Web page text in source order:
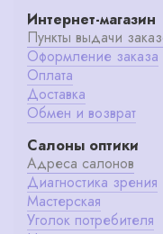
Интернет-магазин
Пункты выдачи
Оформление заказа
Оплата
Доставка
Обмен и возврат
Салоны оптики
Адреса салонов
Диагностика зрения
Мастерская
Уголок потребителя